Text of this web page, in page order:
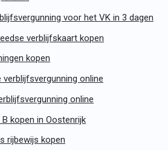
voor het VK in 3 dagen
verblijfskaart kopen
kopen
verblijfsvergunning online
online
kopen in Oostenrijk
rijbewijs kopen